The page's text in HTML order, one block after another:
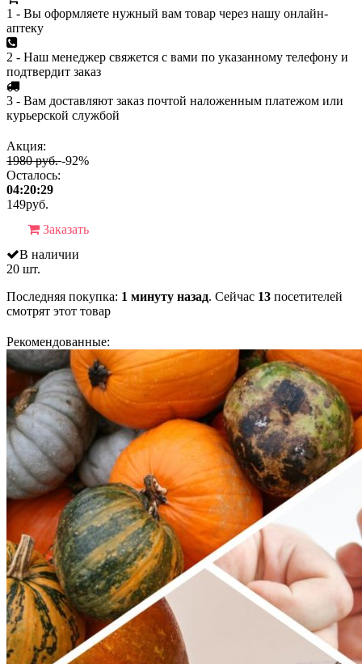
1 - Вы оформляете нужный вам товар через нашу онлайн-
аптеку
2 - Наш менеджер свяжется с вами по указанному телефону и
подтвердит заказ
3 - Вам доставляют заказ почтой наложенным платежом или
курьерской службой
Акция:
1980 руб.-92%
Осталось:
04:20:29
149руб.
Заказать
В наличии
20 шт.
Последняя покупка: 1 минуту назад. Сейчас 13 посетителей
смотрят этот товар
Рекомендованные: